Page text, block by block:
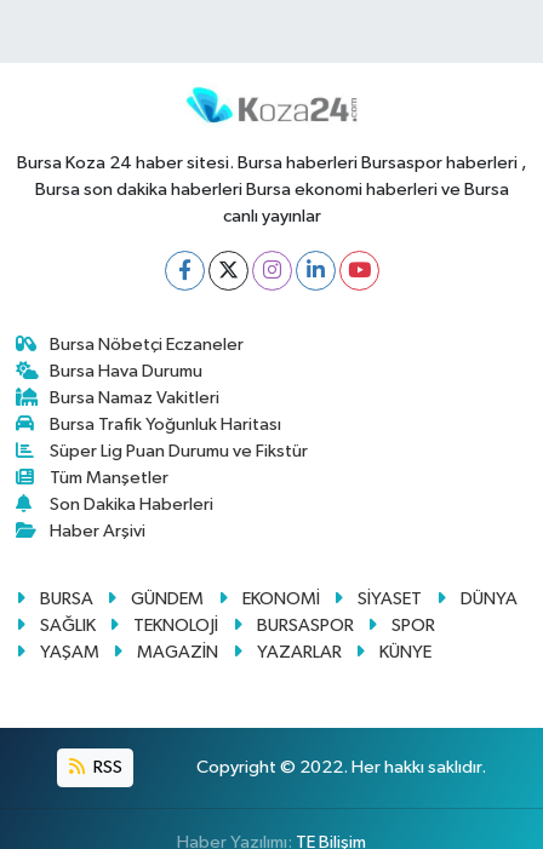
Bursa Koza 24 haber sitesi. Bursa haberleri Bursaspor haberleri ,
Bursa son dakika haberleri Bursa ekonomi haberleri ve Bursa
canlı yayınlar
Bursa Nöbetçi Eczaneler
Bursa Hava Durumu
Bursa Namaz Vakitleri
Bursa Trafik Yoğunluk Haritası
Süper Lig Puan Durumu ve Fikstür
Tüm Manşetler
Son Dakika Haberleri
Haber Arşivi
BURSA GÜNDEM EKONOMİ SİYASET
DÜNYA
SAĞLIK
TEKNOLOJİ BURSASPOR
SPOR
YAŞAM
MAGAZİN YAZARLAR KÜNYE
RSS Copyright © 2022. Her hakkı saklıdır.
Haber Yazılımı: TE Bilişim